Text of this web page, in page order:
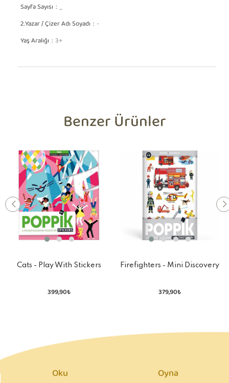
Sayfa Sayısı _
2.Yazar / Çizer Adı Soyadı -
Yaş Aralığı 3+
Benzer Ürünler
Cats - Play With Stickers
399,90₺
Firefighters - Mini Discovery
379,90₺
Oku Oyna